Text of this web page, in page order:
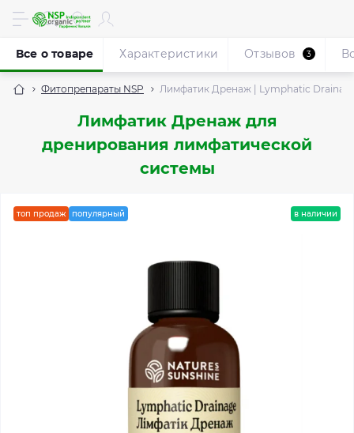
Фитопрепараты NSP Лимфатик Дренаж | Lymphatic
Лимфатик Дренаж для
дренирования лимфатической
системы
Все о товаре Характеристики Отзывов 3
топ продаж популярный в наличии